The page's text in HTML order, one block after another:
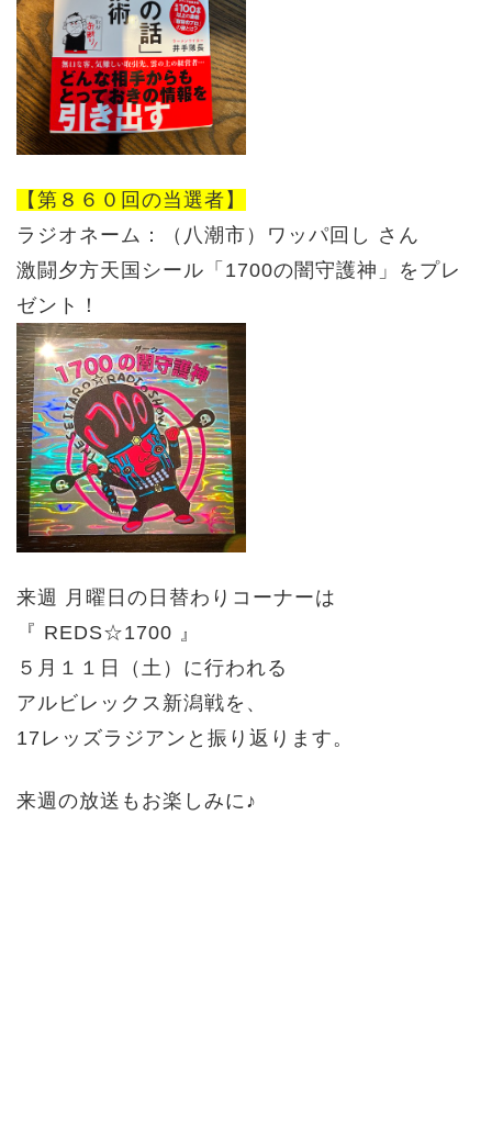
【第８６０回の当選者】
ラジオネーム：（八潮市） ワッパ回し さん
激闘夕方天国シール「1700の闇守護神」をプレ
ゼント！
来週 月曜日の日替わりコーナーは
『 REDS☆1700 』
５月１１日（土）に行われる
アルビレックス新潟戦を、
17レッズラジアンと振り返ります。
来週の放送もお楽しみに♪